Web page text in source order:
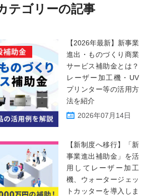
テゴリーの記事
【2026年最新】新事業
進出・ものづくり商業
サービス補助金とは？
レーザー加工機・UV
プリンター等の活用方
法を紹介
2026年07月14日
【新制度へ移行】「新
事業進出補助金」を活
用してレーザー加工
機、ウォータージェッ
トカッターを導入しま